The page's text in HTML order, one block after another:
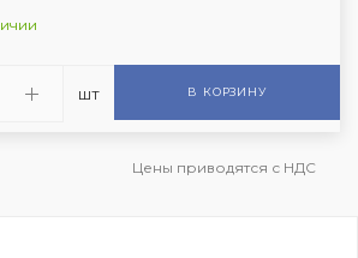
шт В КОРЗИНУ
Цены приводятся с НДС